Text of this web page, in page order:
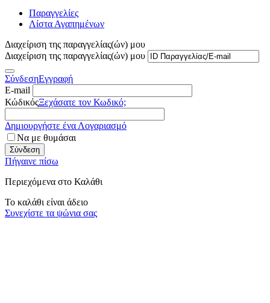
Παραγγελίες
Λίστα Αγαπημένων
Διαχείριση της παραγγελίας(ών) μου
Διαχείριση της παραγγελίας(ών) μου
ΣύνδεσηΕγγραφή
E-mail
ΚώδικόςΞεχάσατε τον Κωδικό;
Δημιουργήστε ένα Λογαριασμό
Να με θυμάσαι
Σύνδεση
Πήγαινε πίσω
Περιεχόμενα στο Καλάθι
Το καλάθι είναι άδειο
Συνεχίστε τα ψώνια σας